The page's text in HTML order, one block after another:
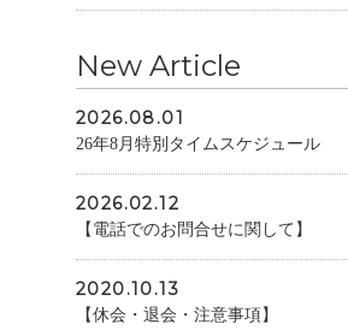
New Article
2026.08.01
26年8月特別タイムスケジュール
2026.02.12
【電話でのお問合せに関して】
2020.10.13
【休会・退会・注意事項】